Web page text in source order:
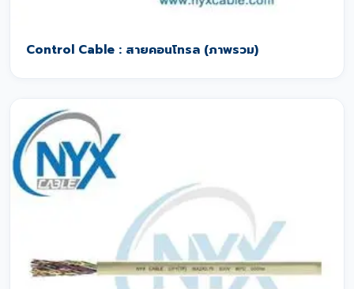
Control Cable : สายคอนโทรล (ภาพรวม)